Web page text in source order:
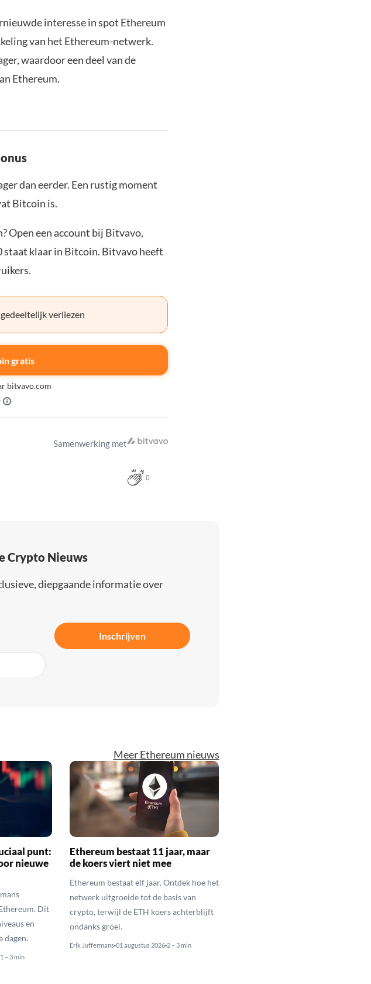
interesse in spot Ethereum
van het Ethereum-netwerk.
waardoor een deel van de
Ethereum.
dan eerder. Een rustig moment
Bitcoin is.
Open een account bij Bitvavo,
staat klaar in Bitcoin. Bitvavo heeft
verliezen
gratis
bitvavo.com
Samenwerking met
0
Crypto Nieuws
diepgaande informatie over
Inschrijven
Meer Ethereum nieuws
punt:
nieuwe
Dit
en
dagen.
1 – 3 min
Ethereum bestaat 11 jaar, maar
de koers viert niet mee
Ethereum bestaat elf jaar. Ontdek hoe het
netwerk uitgroeide tot de basis van
crypto, terwijl de ETH koers achterblijft
ondanks groei.
Erik Juffermans 01 augustus 2026 2 – 3 min